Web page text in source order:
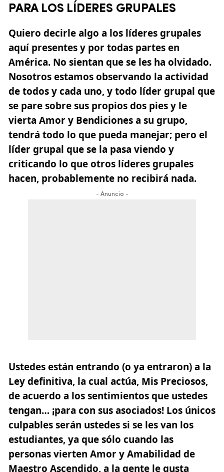
PARA LOS LÍDERES GRUPALES
Quiero decirle algo a los líderes grupales
aquí presentes y por todas partes en
América. No sientan que se les ha olvidado.
Nosotros estamos observando la actividad
de todos y cada uno, y todo líder grupal que
se pare sobre sus propios dos pies y le
vierta Amor y Bendiciones a su grupo,
tendrá todo lo que pueda manejar; pero el
líder grupal que se la pasa viendo y
criticando lo que otros líderes grupales
hacen, probablemente no recibirá nada.
- Anuncio -
Ustedes están entrando (o ya entraron) a la
Ley definitiva, la cual actúa, Mis Preciosos,
de acuerdo a los sentimientos que ustedes
tengan… ¡para con sus asociados! Los únicos
culpables serán ustedes si se les van los
estudiantes, ya que sólo cuando las
personas vierten Amor y Amabilidad de
Maestro Ascendido, a la gente le gusta